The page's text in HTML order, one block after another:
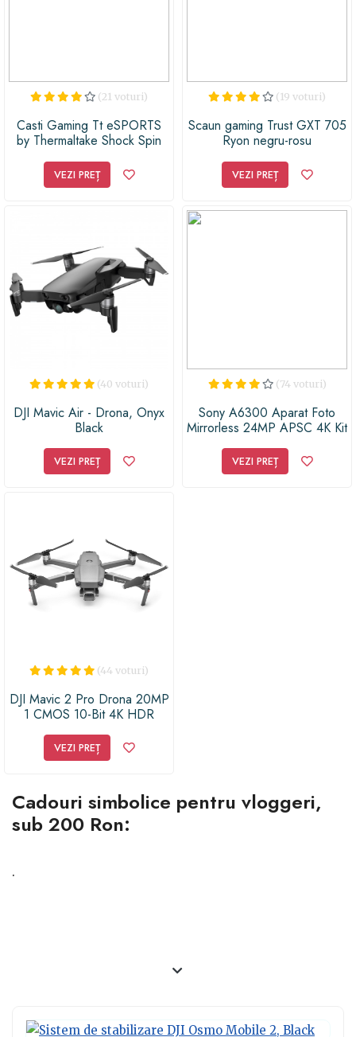
(21 voturi)
Casti Gaming Tt eSPORTS
by Thermaltake Shock Spin
VEZI PREȚ
(19 voturi)
Scaun gaming Trust GXT 705
Ryon negru-rosu
VEZI PREȚ
(40 voturi)
DJI Mavic Air - Drona, Onyx
Black
VEZI PREȚ
(74 voturi)
Sony A6300 Aparat Foto
Mirrorless 24MP APSC 4K Kit
OSS Negru
VEZI PREȚ
(44 voturi)
DJI Mavic 2 Pro Drona 20MP
1 CMOS 10-Bit 4K HDR
VEZI PREȚ
Cadouri simbolice pentru vloggeri,
sub 200 Ron:
.